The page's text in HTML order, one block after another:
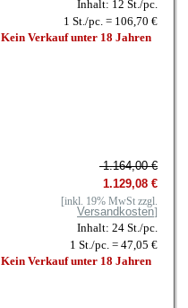
Inhalt: 12 St./pc.
1 St./pc. = 106,70 €
Kein Verkauf unter 18 Jahren
1.164,00 €
1.129,08 €
[inkl. 19% MwSt zzgl.
Versandkosten]
Inhalt: 24 St./pc.
1 St./pc. = 47,05 €
Kein Verkauf unter 18 Jahren